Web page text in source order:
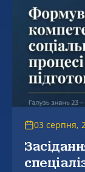
03 серпня,